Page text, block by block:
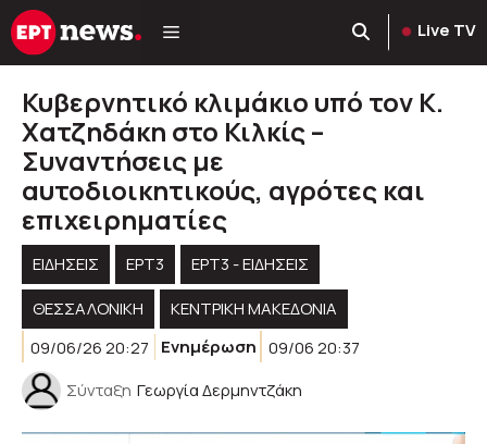
Μετάβαση
σε
Live TV
Κυβερνητικό κλιμάκιο υπό τον Κ.
Χατζηδάκη στο Κιλκίς –
Συναντήσεις με
αυτοδιοικητικούς, αγρότες και
επιχειρηματίες
ΕΙΔΗΣΕΙΣ ΕΡΤ3
ΕΡΤ3 - ΕΙΔΉΣΕΙΣ
ΘΕΣΣΑΛΟΝΙΚΗ
ΚΕΝΤΡΙΚΉ ΜΑΚΕΔΟΝΊΑ
09/06/26 20:27
Ενημέρωση 09/06 20:37
Σύνταξη Γεωργία Δερμηντζάκη